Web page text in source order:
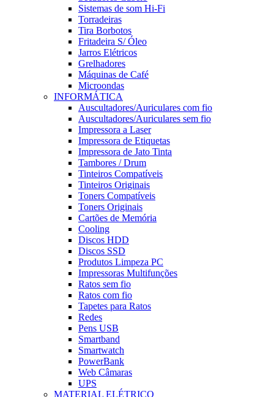
Sistemas de som Hi-Fi
Torradeiras
Tira Borbotos
Fritadeira S/ Óleo
Jarros Elétricos
Grelhadores
Máquinas de Café
Microondas
INFORMÁTICA
Auscultadores/Auriculares com fio
Auscultadores/Auriculares sem fio
Impressora a Laser
Impressora de Etiquetas
Impressora de Jato Tinta
Tambores / Drum
Tinteiros Compatíveis
Tinteiros Originais
Toners Compatíveis
Toners Originais
Cartões de Memória
Cooling
Discos HDD
Discos SSD
Produtos Limpeza PC
Impressoras Multifunções
Ratos sem fio
Ratos com fio
Tapetes para Ratos
Redes
Pens USB
Smartband
Smartwatch
PowerBank
Web Câmaras
UPS
MATERIAL ELÉTRICO